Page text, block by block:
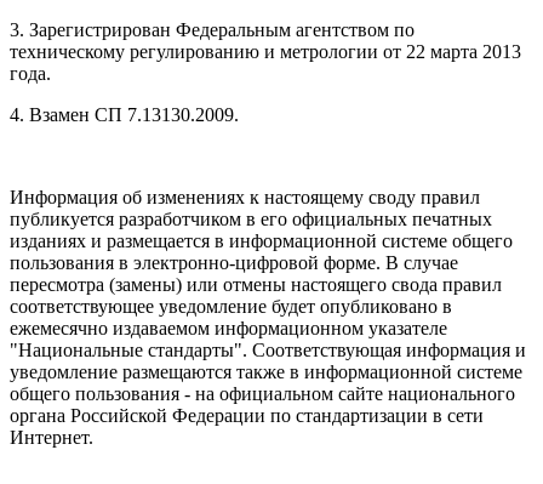
3. Зарегистрирован Федеральным агентством по
техническому регулированию и метрологии от 22 марта 2013
года.
4. Взамен СП 7.13130.2009.
Информация об изменениях к настоящему своду правил
публикуется разработчиком в его официальных печатных
изданиях и размещается в информационной системе общего
пользования в электронно-цифровой форме. В случае
пересмотра (замены) или отмены настоящего свода правил
соответствующее уведомление будет опубликовано в
ежемесячно издаваемом информационном указателе
"Национальные стандарты". Соответствующая информация и
уведомление размещаются также в информационной системе
общего пользования - на официальном сайте национального
органа Российской Федерации по стандартизации в сети
Интернет.